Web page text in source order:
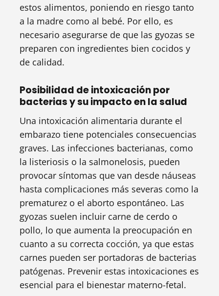
estos alimentos, poniendo en riesgo tanto
a la madre como al bebé. Por ello, es
necesario asegurarse de que las gyozas se
preparen con ingredientes bien cocidos y
de calidad.
Posibilidad de intoxicación por
bacterias y su impacto en la salud
Una intoxicación alimentaria durante el
embarazo tiene potenciales consecuencias
graves. Las infecciones bacterianas, como
la listeriosis o la salmonelosis, pueden
provocar síntomas que van desde náuseas
hasta complicaciones más severas como la
prematurez o el aborto espontáneo. Las
gyozas suelen incluir carne de cerdo o
pollo, lo que aumenta la preocupación en
cuanto a su correcta cocción, ya que estas
carnes pueden ser portadoras de bacterias
patógenas. Prevenir estas intoxicaciones es
esencial para el bienestar materno-fetal.